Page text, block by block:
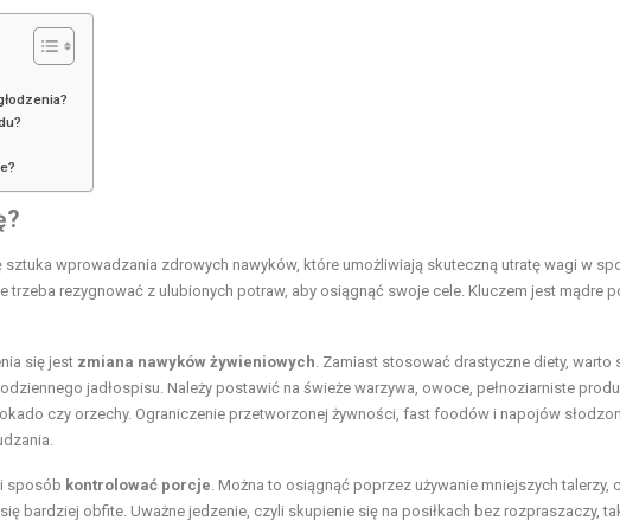
wprowadzania zdrowych nawyków, które umożliwiają skuteczną utratę wagi w
trzeba rezygnować z ulubionych potraw, aby osiągnąć swoje cele. Kluczem jest mądre
się jest zmiana nawyków żywieniowych. Zamiast stosować drastyczne diety, warto
jadłospisu. Należy postawić na świeże warzywa, owoce, pełnoziarniste
czy orzechy. Ograniczenie przetworzonej żywności, fast foodów i napojów
sposób kontrolować porcje. Można to osiągnąć poprzez używanie mniejszych talerzy,
bardziej obfite. Uważne jedzenie, czyli skupienie się na posiłkach bez rozpraszaczy,